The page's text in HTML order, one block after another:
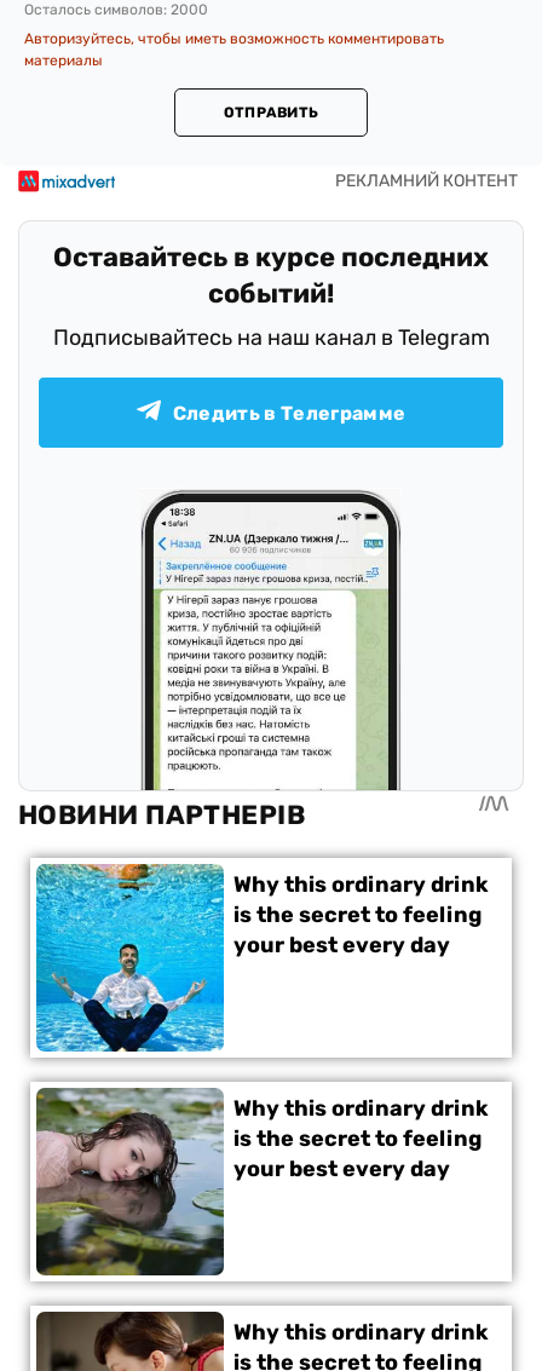
Осталось символов: 2000
Авторизуйтесь, чтобы иметь возможность комментировать
материалы
ОТПРАВИТЬ
Оставайтесь в курсе последних
событий!
Подписывайтесь на наш канал в Telegram
Следить в Телеграмме